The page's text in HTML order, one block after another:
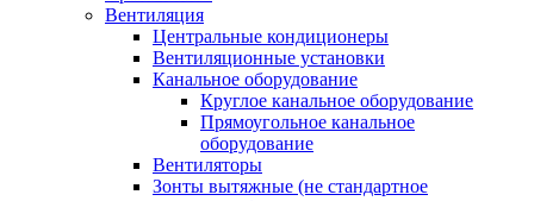
Вентиляция
Центральные кондиционеры
Вентиляционные установки
Канальное оборудование
Круглое канальное оборудование
Прямоугольное канальное
оборудование
Вентиляторы
Зонты вытяжные (не стандартное